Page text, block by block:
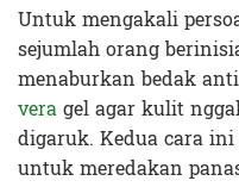
Untuk mengakali
sejumlah orang
menaburkan bedak
veragel agar kulit
digaruk. Kedua cara
untuk meredakan